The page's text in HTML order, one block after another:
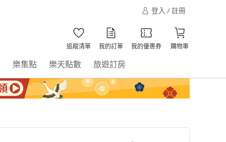
登入 / 註冊
追蹤清單 我的訂單 我的優惠券 購物車
樂集點 樂天點數 旅遊訂房